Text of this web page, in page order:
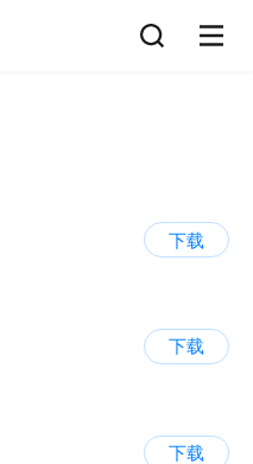
下载
下载
下载